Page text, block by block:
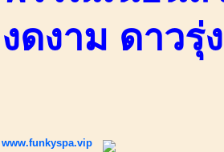
งดงาม ดาวรุ่
www.funkyspa.vip